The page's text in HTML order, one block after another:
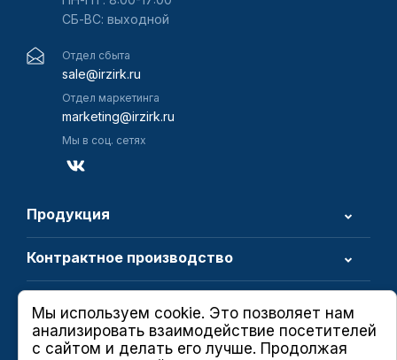
СБ-ВС: выходной
Отдел сбыта
sale@irzirk.ru
Отдел маркетинга
marketing@irzirk.ru
Мы в соц. сетях
Продукция
Контрактное производство
Мы используем cookie. Это позволяет нам
анализировать взаимодействие посетителей
с сайтом и делать его лучше. Продолжая